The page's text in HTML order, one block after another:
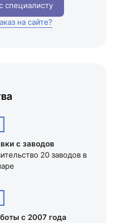
с заводов
20 заводов в
с 2007 года
специалисту
на сайте?